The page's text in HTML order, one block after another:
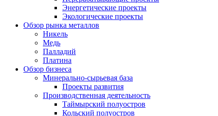
Энергетические проекты
Экологические проекты
Обзор рынка металлов
Никель
Медь
Палладий
Платина
Обзор бизнеса
Минерально-сырьевая база
Проекты развития
Производственная деятельность
Таймырский полуостров
Кольский полуостров